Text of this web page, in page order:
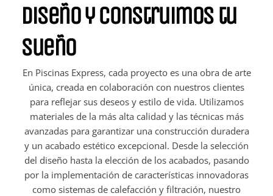
diseño y construimos tu
sueño
En Piscinas Express, cada proyecto es una obra de arte
única, creada en colaboración con nuestros clientes
para reflejar sus deseos y estilo de vida. Utilizamos
materiales de la más alta calidad y las técnicas más
avanzadas para garantizar una construcción duradera
y un acabado estético excepcional. Desde la selección
del diseño hasta la elección de los acabados, pasando
por la implementación de características innovadoras
como sistemas de calefacción y filtración, nuestro